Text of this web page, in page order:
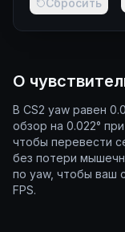
Сбросить
О
В CS2 yaw равен
обзор на 0.022°
чтобы перевести
без потери
по yaw, чтобы ваш
FPS.